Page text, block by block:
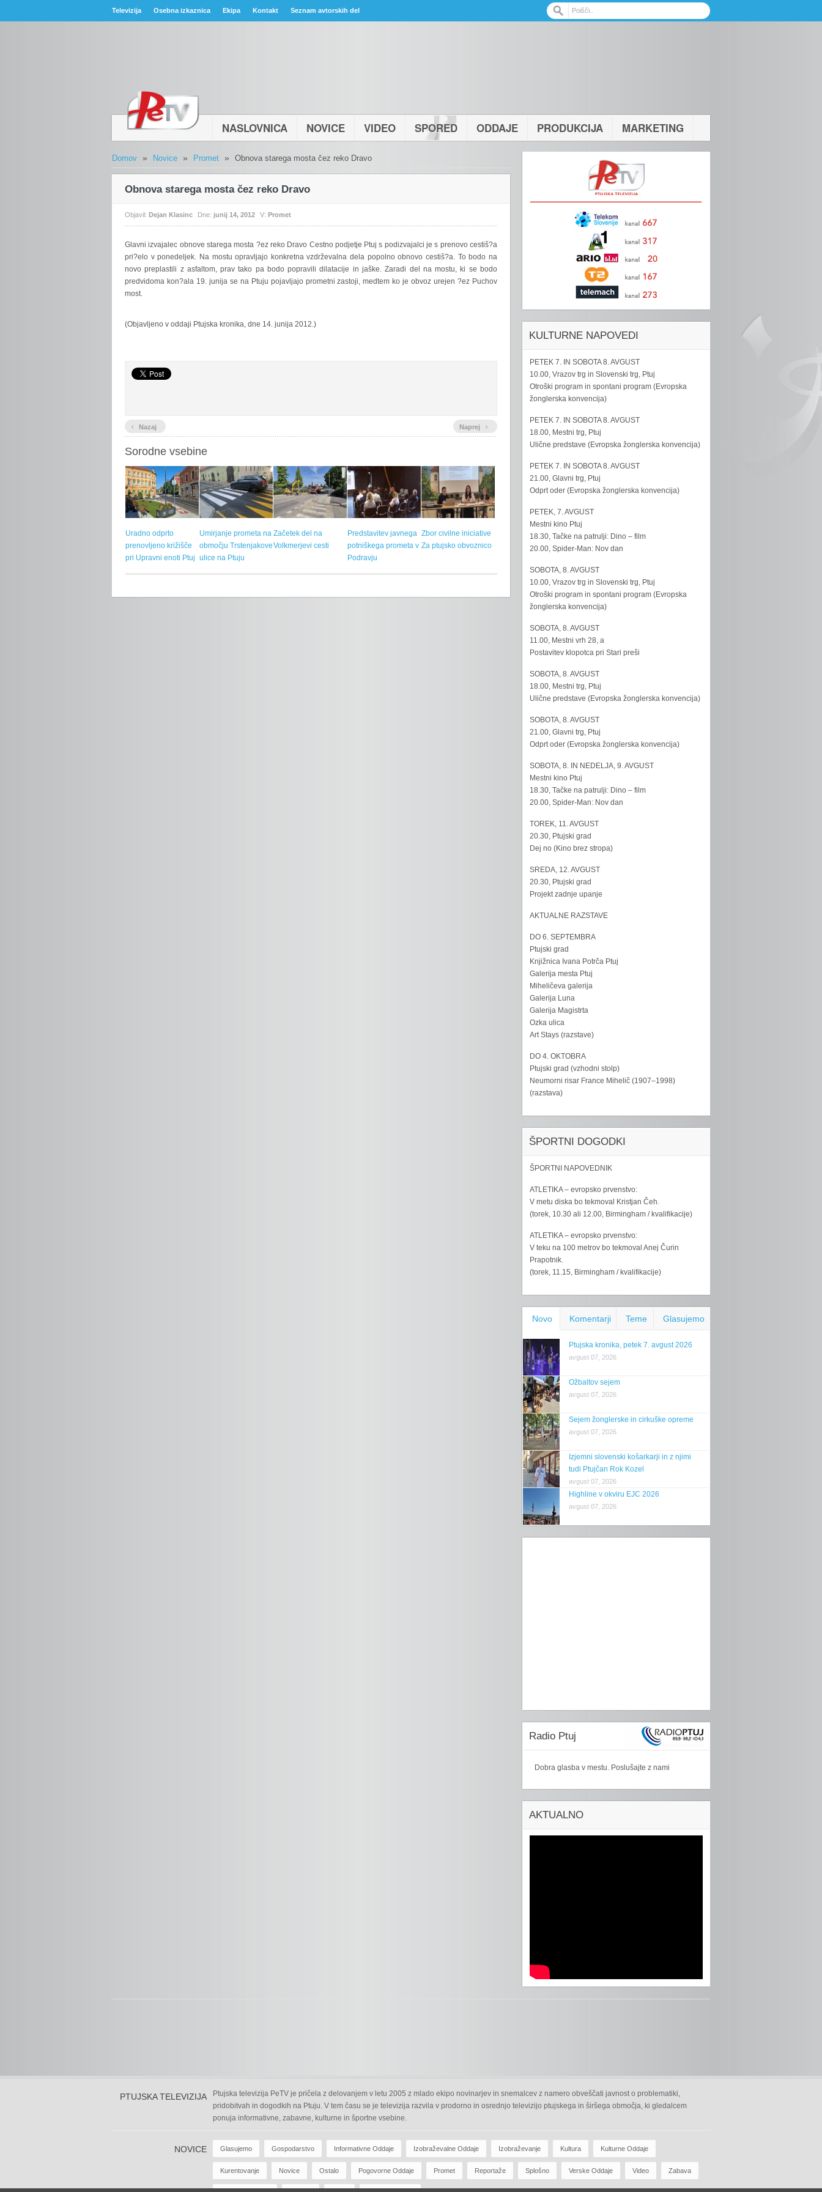
Televizija Osebna izkaznica Ekipa Kontakt Seznam avtorskih del
NASLOVNICA NOVICE VIDEO SPORED ODDAJE PRODUKCIJA MARKETING
Domov » Novice » Promet » Obnova starega mosta čez reko Dravo
Obnova starega mosta čez reko Dravo
Objavil: Dejan Klasinc Dne: junij 14, 2012 V: Promet
Glavniizvajalec obnove starega mosta ?ez reko Dravo Cestno podjetje Ptuj s podizvajalci je s prenovo cestiš?a
pri?elo v ponedeljek. Na mostu opravljajo konkretna vzdrževalna dela popolno obnovo cestiš?a. To bodo na
novo preplastili z asfaltom, prav tako pa bodo popravili dilatacije in jaške. Zaradi del na mostu, ki se bodo
predvidoma kon?ala 19. junija se na Ptuju pojavljajo prometni zastoji, medtem ko je obvoz urejen ?ez Puchov
most.
(Objavljeno v oddaji Ptujska kronika, dne 14. junija 2012.)
‹ Nazaj Naprej ›
Sorodne vsebine
Uradno odprto
prenovljeno križišče
pri Upravni enoti Ptuj
Umirjanje prometa na
območju Trstenjakove
ulice na Ptuju
Začetek del na
Volkmerjevi cesti
Predstavitev javnega
potniškega prometa v
Podravju
Zbor civilne iniciative
Za ptujsko obvoznico
KULTURNE NAPOVEDI
PETEK 7. IN SOBOTA 8. AVGUST
10.00, Vrazov trg in Slovenski trg, Ptuj
Otroški program in spontani program (Evropska
žonglerska konvencija)
PETEK 7. IN SOBOTA 8. AVGUST
18.00, Mestni trg, Ptuj
Ulične predstave (Evropska žonglerska konvencija)
PETEK 7. IN SOBOTA 8. AVGUST
21.00, Glavni trg, Ptuj
Odprt oder (Evropska žonglerska konvencija)
PETEK, 7. AVGUST
Mestni kino Ptuj
18.30, Tačke na patrulji: Dino – film
20.00, Spider-Man: Nov dan
SOBOTA, 8. AVGUST
10.00, Vrazov trg in Slovenski trg, Ptuj
Otroški program in spontani program (Evropska
žonglerska konvencija)
SOBOTA, 8. AVGUST
11.00, Mestni vrh 28, a
Postavitev klopotca pri Stari preši
SOBOTA, 8. AVGUST
18.00, Mestni trg, Ptuj
Ulične predstave (Evropska žonglerska konvencija)
SOBOTA, 8. AVGUST
21.00, Glavni trg, Ptuj
Odprt oder (Evropska žonglerska konvencija)
SOBOTA, 8. IN NEDELJA, 9. AVGUST
Mestni kino Ptuj
18.30, Tačke na patrulji: Dino – film
20.00, Spider-Man: Nov dan
TOREK, 11. AVGUST
20.30, Ptujski grad
Dej no (Kino brez stropa)
SREDA, 12. AVGUST
20.30, Ptujski grad
Projekt zadnje upanje
AKTUALNE RAZSTAVE
DO 6. SEPTEMBRA
Ptujski grad
Knjižnica Ivana Potrča Ptuj
Galerija mesta Ptuj
Miheličeva galerija
Galerija Luna
Galerija Magistrta
Ozka ulica
Art Stays (razstave)
DO 4. OKTOBRA
Ptujski grad (vzhodni stolp)
Neumorni risar France Mihelič (1907–1998)
(razstava)
ŠPORTNI DOGODKI
ŠPORTNI NAPOVEDNIK
ATLETIKA – evropsko prvenstvo:
V metu diska bo tekmoval Kristjan Čeh.
(torek, 10.30 ali 12.00, Birmingham / kvalifikacije)
ATLETIKA – evropsko prvenstvo:
V teku na 100 metrov bo tekmoval Anej Čurin
Prapotnik.
(torek, 11.15, Birmingham / kvalifikacije)
Novo Komentarji Teme Glasujemo
Ptujska kronika, petek 7. avgust 2026
avgust 07, 2026
Ožbaltov sejem
avgust 07, 2026
Sejem žonglerske in cirkuške opreme
avgust 07, 2026
Izjemni slovenski košarkarji in z njimi
tudi Ptujčan Rok Kozel
avgust 07, 2026
Highline v okviru EJC 2026
avgust 07, 2026
Radio Ptuj
Dobra glasba v mestu. Poslušajte z nami
AKTUALNO
PTUJSKA TELEVIZIJA
Ptujska televizija PeTV je pričela z delovanjem v letu 2005 z mlado ekipo novinarjev in snemalcev z namero obveščati javnost o problematiki,
pridobitvah in dogodkih na Ptuju. V tem času se je televizija razvila v prodorno in osrednjo televizijo ptujskega in širšega območja, ki gledalcem
ponuja informativne, zabavne, kulturne in športne vsebine.
NOVICE Glasujemo Gospodarstvo Informativne Oddaje Izobraževalne Oddaje Izobraževanje Kultura Kulturne Oddaje
Kurentovanje Novice Ostalo Pogovorne Oddaje Promet Reportaže Splošno Verske Oddaje Video Zabava